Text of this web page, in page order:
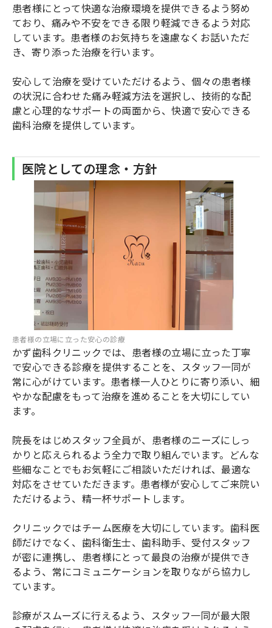
患者様にとって快適な治療環境を提供できるよう努め
ており、痛みや不安をできる限り軽減できるよう対応
しています。患者様のお気持ちを遠慮なくお話いただ
き、寄り添った治療を行います。
安心して治療を受けていただけるよう、個々の患者様
の状況に合わせた痛み軽減方法を選択し、技術的な配
慮と心理的なサポートの両面から、快適で安心できる
歯科治療を提供しています。
医院としての理念・方針
患者様の立場に立った安心の診療
かず歯科クリニックでは、患者様の立場に立った丁寧
で安心できる診療を提供することを、スタッフ一同が
常に心がけています。患者様一人ひとりに寄り添い、細
やかな配慮をもって治療を進めることを大切にしてい
ます。
院長をはじめスタッフ全員が、患者様のニーズにしっ
かりと応えられるよう全力で取り組んでいます。どんな
些細なことでもお気軽にご相談いただければ、最適な
対応をさせていただきます。患者様が安心してご来院い
ただけるよう、精一杯サポートします。
クリニックではチーム医療を大切にしています。歯科医
師だけでなく、歯科衛生士、歯科助手、受付スタッフ
が密に連携し、患者様にとって最良の治療が提供でき
るよう、常にコミュニケーションを取りながら協力し
ています。
診療がスムーズに行えるよう、スタッフ一同が最大限